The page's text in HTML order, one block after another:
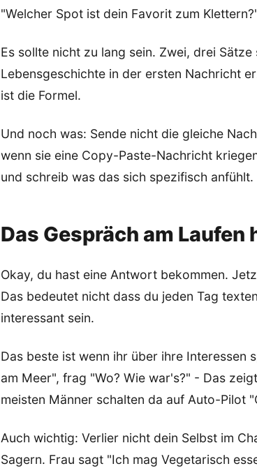
"Welcher Spot ist dein Favorit zum
Es sollte nicht zu lang sein. Zwei, drei
Lebensgeschichte in der ersten Nachricht
ist die Formel.
Und noch was: Sende nicht die gleiche
wenn sie eine Copy-Paste-Nachricht
und schreib was das sich spezifisch anfühlt.
Das Gespräch am Laufen
Okay, du hast eine Antwort bekommen.
Das bedeutet nicht dass du jeden Tag
interessant sein.
Das beste ist wenn ihr über ihre Interessen
am Meer", frag "Wo? Wie war's?" - Das
meisten Männer schalten da auf Auto-Pilot
Auch wichtig: Verlier nicht dein Selbst im
Sagern. Frau sagt "Ich mag Vegetarisch